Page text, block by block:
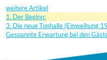
weitere Artikel
1. Der Beginn:
3. Die neue Tonhalle (Einweihung
Gespannte Erwartung bei den